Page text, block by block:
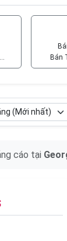
Bán
cáo tại